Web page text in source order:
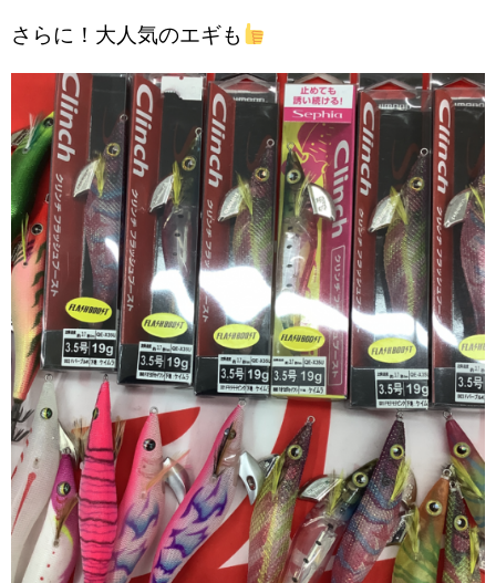
さらに！大人気のエギも